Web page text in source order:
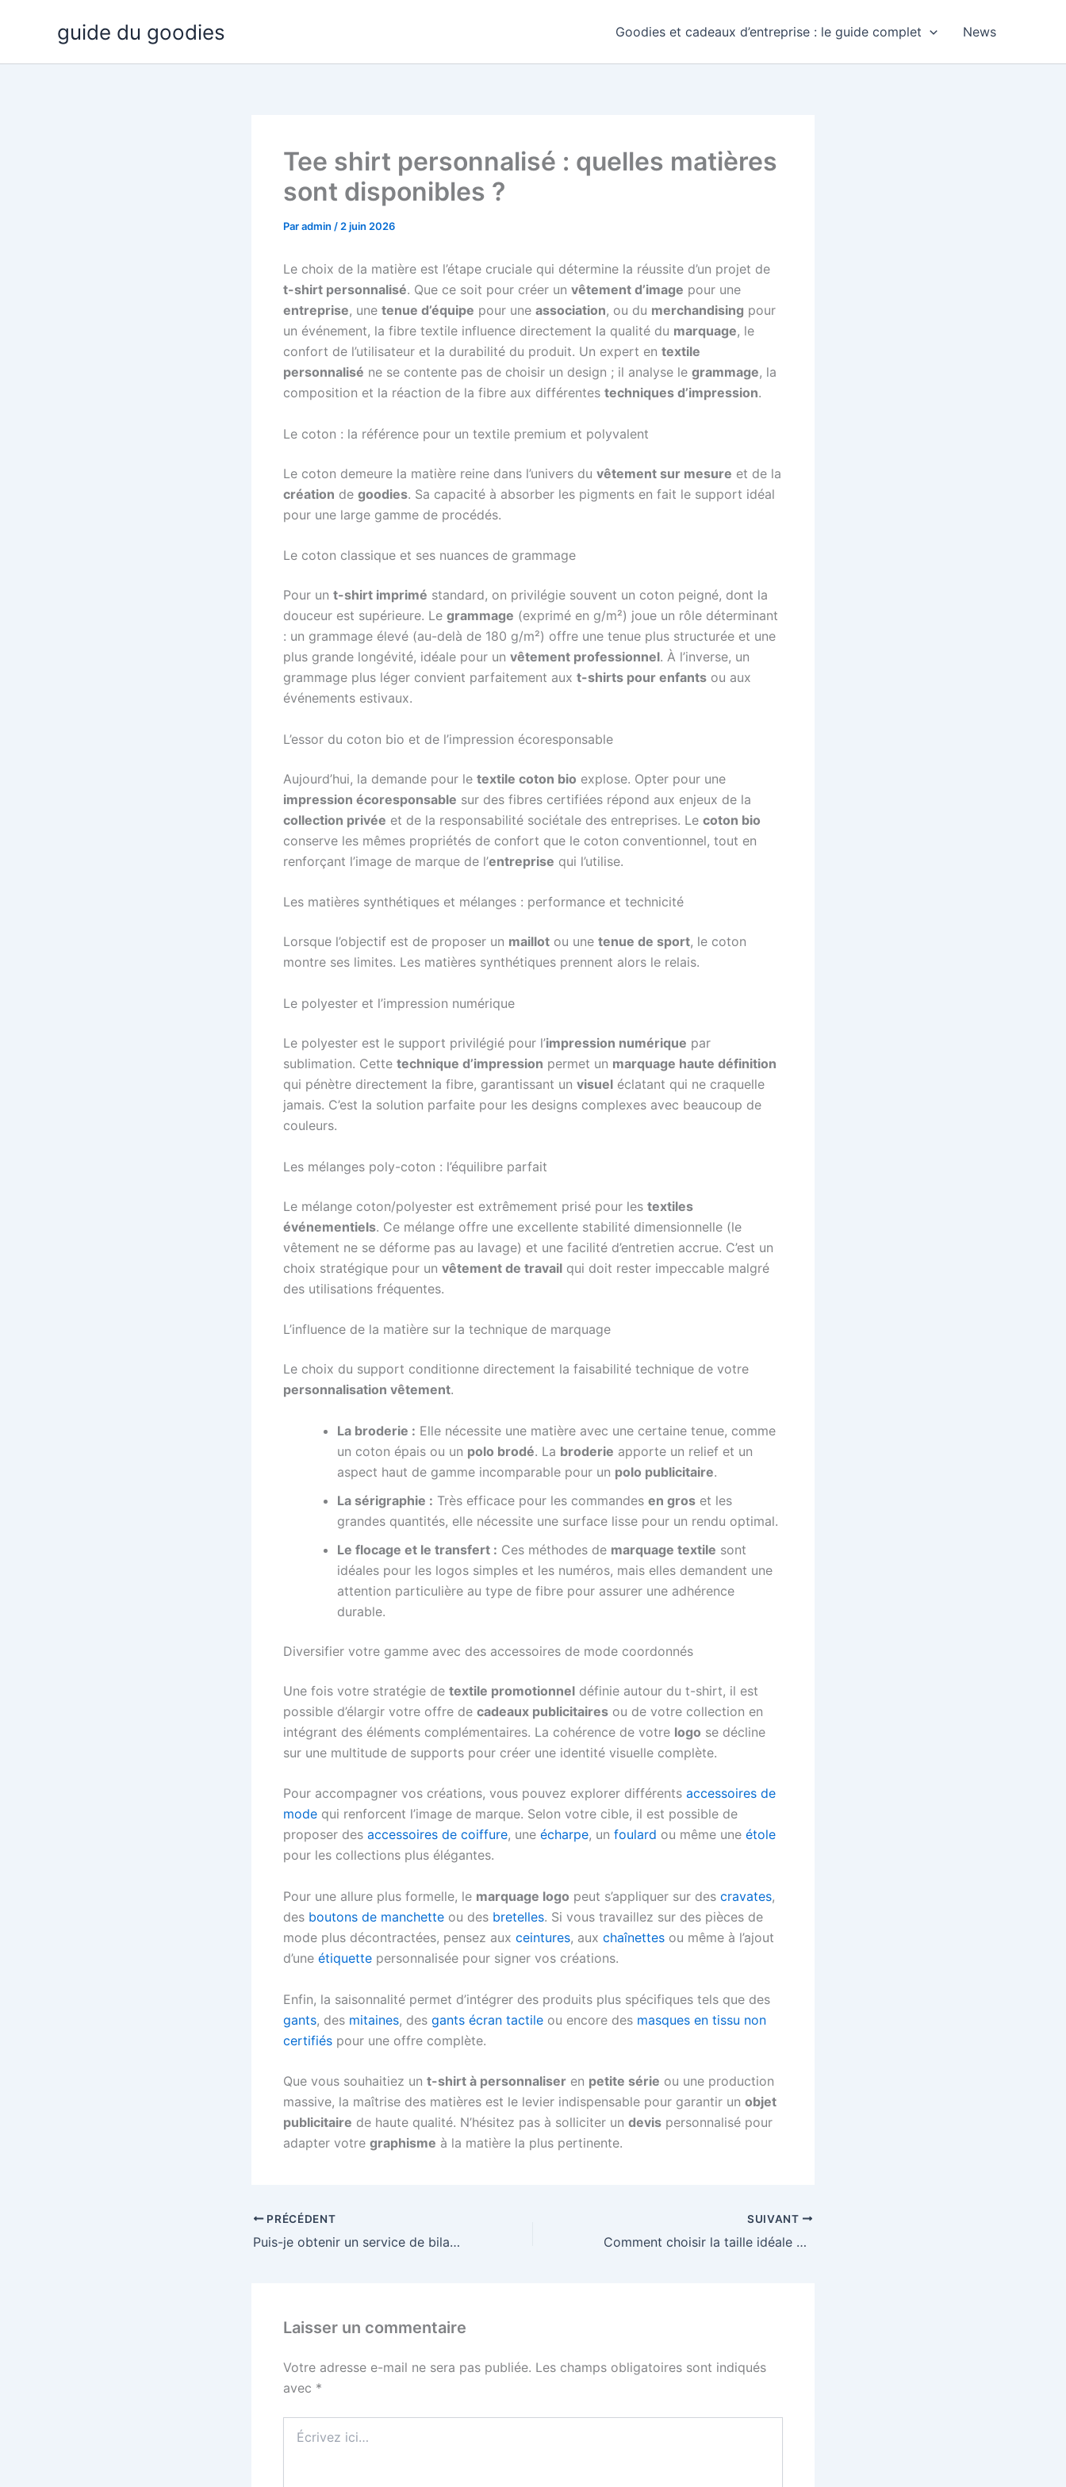
guide du goodies Goodies et cadeaux d’entreprise : le guide complet News
Tee shirt personnalisé : quelles matières
sont disponibles ?
Paradmin / 2 juin 2026
Le choix de la matière est l’étape cruciale qui détermine la réussite d’un projet de
t-shirt personnalisé. Que ce soit pour créer un vêtement d’image pour une
entreprise, une tenue d’équipe pour une association, ou du merchandising pour
un événement, la fibre textile influence directement la qualité du marquage, le
confort de l’utilisateur et la durabilité du produit. Un expert en textile
personnalisé ne se contente pas de choisir un design ; il analyse le grammage, la
composition et la réaction de la fibre aux différentes techniques d’impression.
Le coton : la référence pour un textile premium et polyvalent
Le coton demeure la matière reine dans l’univers du vêtement sur mesure et de la
création de goodies. Sa capacité à absorber les pigments en fait le support idéal
pour une large gamme de procédés.
Le coton classique et ses nuances de grammage
Pour un t-shirt imprimé standard, on privilégie souvent un coton peigné, dont la
douceur est supérieure. Le grammage (exprimé en g/m²) joue un rôle déterminant
: un grammage élevé (au-delà de 180 g/m²) offre une tenue plus structurée et une
plus grande longévité, idéale pour un vêtement professionnel. À l’inverse, un
grammage plus léger convient parfaitement aux t-shirts pour enfants ou aux
événements estivaux.
L’essor du coton bio et de l’impression écoresponsable
Aujourd’hui, la demande pour le textile coton bio explose. Opter pour une
impression écoresponsable sur des fibres certifiées répond aux enjeux de la
collection privée et de la responsabilité sociétale des entreprises. Le coton bio
conserve les mêmes propriétés de confort que le coton conventionnel, tout en
renforçant l’image de marque de l’entreprise qui l’utilise.
Les matières synthétiques et mélanges : performance et technicité
Lorsque l’objectif est de proposer un maillot ou une tenue de sport, le coton
montre ses limites. Les matières synthétiques prennent alors le relais.
Le polyester et l’impression numérique
Le polyester est le support privilégié pour l’impression numérique par
sublimation. Cette technique d’impression permet un marquage haute définition
qui pénètre directement la fibre, garantissant un visuel éclatant qui ne craquelle
jamais. C’est la solution parfaite pour les designs complexes avec beaucoup de
couleurs.
Les mélanges poly-coton : l’équilibre parfait
Le mélange coton/polyester est extrêmement prisé pour les textiles
événementiels. Ce mélange offre une excellente stabilité dimensionnelle (le
vêtement ne se déforme pas au lavage) et une facilité d’entretien accrue. C’est un
choix stratégique pour un vêtement de travail qui doit rester impeccable malgré
des utilisations fréquentes.
L’influence de la matière sur la technique de marquage
Le choix du support conditionne directement la faisabilité technique de votre
personnalisation vêtement.
La broderie : Elle nécessite une matière avec une certaine tenue, comme
un coton épais ou un polo brodé. La broderie apporte un relief et un
aspect haut de gamme incomparable pour un polo publicitaire.
La sérigraphie : Très efficace pour les commandes en gros et les
grandes quantités, elle nécessite une surface lisse pour un rendu optimal.
Le flocage et le transfert : Ces méthodes de marquage textile sont
idéales pour les logos simples et les numéros, mais elles demandent une
attention particulière au type de fibre pour assurer une adhérence
durable.
Diversifier votre gamme avec des accessoires de mode coordonnés
Une fois votre stratégie de textile promotionnel définie autour du t-shirt, il est
possible d’élargir votre offre de cadeaux publicitaires ou de votre collection en
intégrant des éléments complémentaires. La cohérence de votre logo se décline
sur une multitude de supports pour créer une identité visuelle complète.
Pour accompagner vos créations, vous pouvez explorer différents accessoires de
mode qui renforcent l’image de marque. Selon votre cible, il est possible de
proposer des accessoires de coiffure, une écharpe, un foulard ou même une étole
pour les collections plus élégantes.
Pour une allure plus formelle, le marquage logo peut s’appliquer sur des cravates,
des boutons de manchette ou des bretelles. Si vous travaillez sur des pièces de
mode plus décontractées, pensez aux ceintures, aux chaînettes ou même à l’ajout
d’une étiquette personnalisée pour signer vos créations.
Enfin, la saisonnalité permet d’intégrer des produits plus spécifiques tels que des
gants, des mitaines, des gants écran tactile ou encore des masques en tissu non
certifiés pour une offre complète.
Que vous souhaitiez un t-shirt à personnaliser en petite série ou une production
massive, la maîtrise des matières est le levier indispensable pour garantir un objet
publicitaire de haute qualité. N’hésitez pas à solliciter un devis personnalisé pour
adapter votre graphisme à la matière la plus pertinente.
PRÉCÉDENT
Puis-je obtenir un service de bilan carbone ?
SUIVANT
Comment choisir la taille idéale pour mon tee shirt personnalisé ?
Laisser un commentaire
Votre adresse e-mail ne sera pas publiée. Les champs obligatoires sont indiqués
avec *
ici…